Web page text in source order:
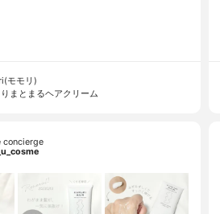
モモリ)
まとまるヘアクリーム
concierge